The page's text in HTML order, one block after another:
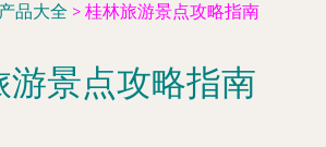
产品大全 > 桂林旅游景点攻略指南
游景点攻略指南